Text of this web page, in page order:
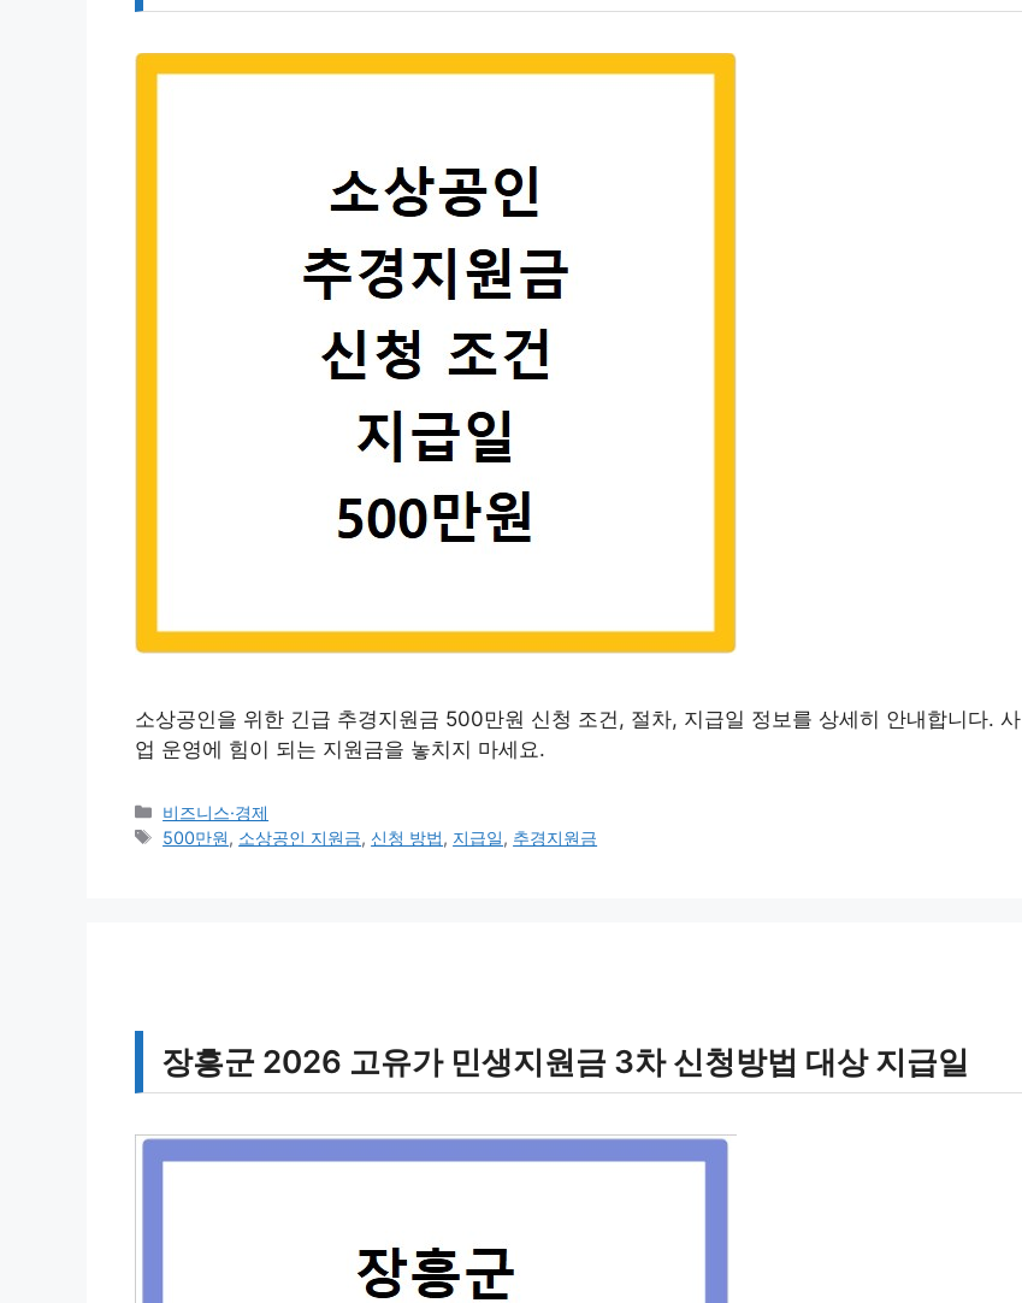
소상공인을 위한 긴급 추경지원금 500만원 신청 조건, 절차, 지급일 정보를 상세히 안내합니다. 사
업 운영에 힘이 되는 지원금을 놓치지 마세요.
카
테
비즈니스·경제
태
500만원, 소상공인 지원금, 신청 방법, 지급일, 추경지원금
장흥군 2026 고유가 민생지원금 3차 신청방법 대상 지급일